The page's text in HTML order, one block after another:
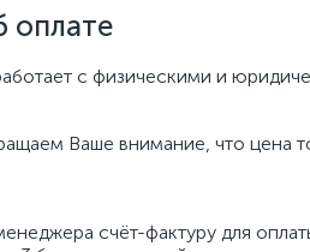
оплате
с физическими и
Ваше внимание, что цена
счёт-фактуру для